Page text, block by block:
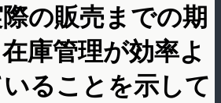
の販売までの期
庫管理が効率よ
ることを示して